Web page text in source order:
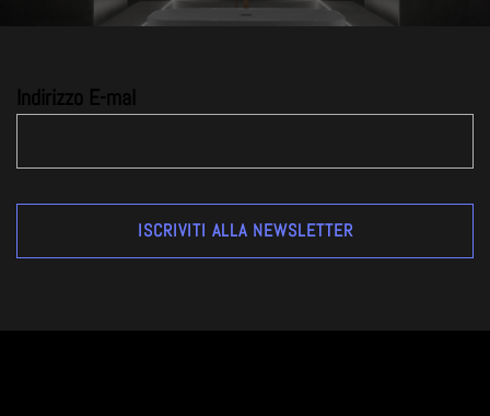
Indirizzo E-mal